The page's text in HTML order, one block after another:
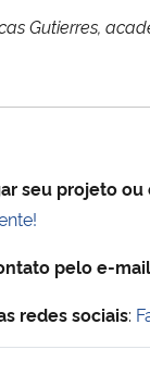
Gutierres,
seu projeto ou
pelo e-
redes sociais: